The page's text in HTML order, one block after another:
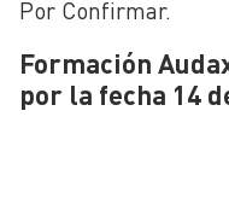
Por Confirmar.
Formación
por la fecha 14